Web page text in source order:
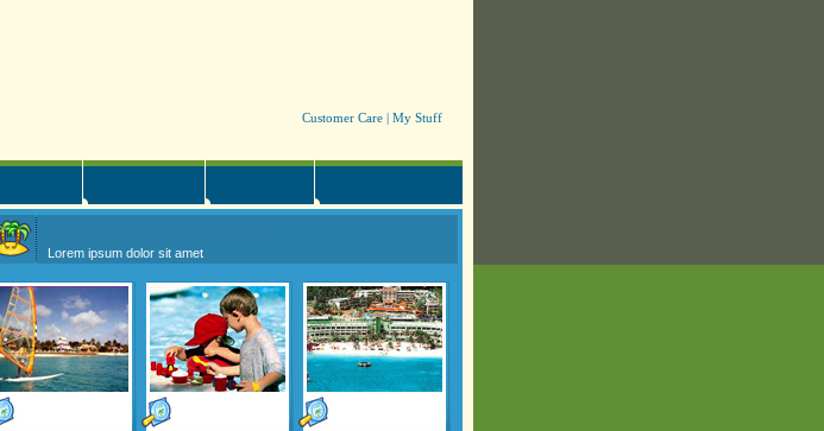
Customer Care | My Stuff
Lorem ipsum dolor sit amet